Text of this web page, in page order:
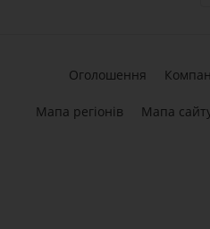
Оголошення
Мапа регіонів Мапа